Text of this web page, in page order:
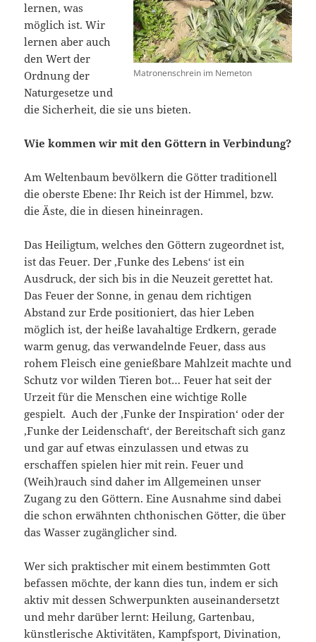
Matronenschrein im Nemeton
lernen, was
möglich ist. Wir
lernen aber auch
den Wert der
Ordnung der
Naturgesetze und
die Sicherheit, die sie uns bieten.
Wie kommen wir mit den Göttern in Verbindung?
Am Weltenbaum bevölkern die Götter traditionell
die oberste Ebene: Ihr Reich ist der Himmel, bzw.
die Äste, die in diesen hineinragen.
Das Heiligtum, welches den Göttern zugeordnet ist,
ist das Feuer. Der ‚Funke des Lebens‘ ist ein
Ausdruck, der sich bis in die Neuzeit gerettet hat.
Das Feuer der Sonne, in genau dem richtigen
Abstand zur Erde positioniert, das hier Leben
möglich ist, der heiße lavahaltige Erdkern, gerade
warm genug, das verwandelnde Feuer, dass aus
rohem Fleisch eine genießbare Mahlzeit machte und
Schutz vor wilden Tieren bot… Feuer hat seit der
Urzeit für die Menschen eine wichtige Rolle
gespielt. Auch der ‚Funke der Inspiration‘ oder der
‚Funke der Leidenschaft‘, der Bereitschaft sich ganz
und gar auf etwas einzulassen und etwas zu
erschaffen spielen hier mit rein. Feuer und
(Weih)rauch sind daher im Allgemeinen unser
Zugang zu den Göttern. Eine Ausnahme sind dabei
die schon erwähnten chthonischen Götter, die über
das Wasser zugänglicher sind.
Wer sich praktischer mit einem bestimmten Gott
befassen möchte, der kann dies tun, indem er sich
aktiv mit dessen Schwerpunkten auseinandersetzt
und mehr darüber lernt: Heilung, Gartenbau,
künstlerische Aktivitäten, Kampfsport, Divination,